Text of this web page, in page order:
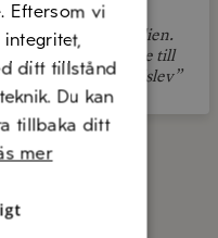
italienska
delarna av Italien.
kokas på låg värme till
med en hålslev”
Eftersom vi
ditt tillstånd
Du kan
tillbaka ditt
mer